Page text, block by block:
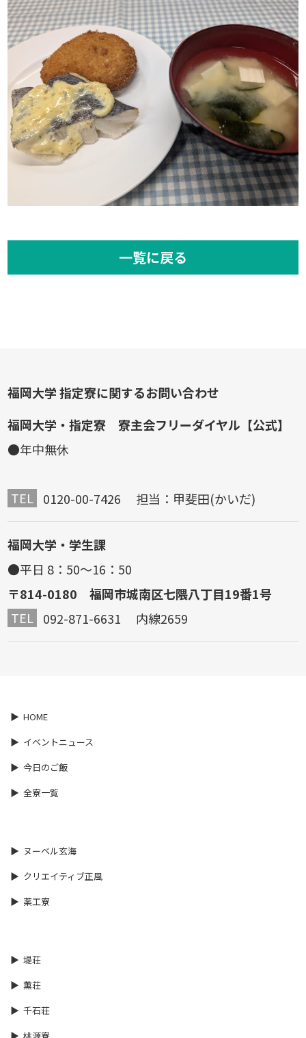
一覧に戻る
福岡大学 指定寮に関するお問い合わせ
福岡大学・指定寮 寮主会フリーダイヤル【公式】
●年中無休
TEL 0120-00-7426 担当：甲斐田(かいだ)
福岡大学・学生課
●平日 8：50～16：50
〒814-0180 福岡市城南区七隈八丁目19番1号
TEL 092-871-6631 内線2659
HOME
イベントニュース
今日のご飯
全寮一覧
ヌーベル玄海
クリエイティブ正風
薬工寮
堤荘
薫荘
千石荘
桃源寮